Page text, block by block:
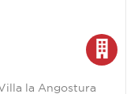
la Angostura